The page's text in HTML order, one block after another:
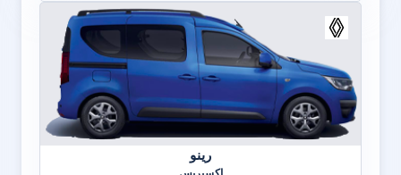
رينو